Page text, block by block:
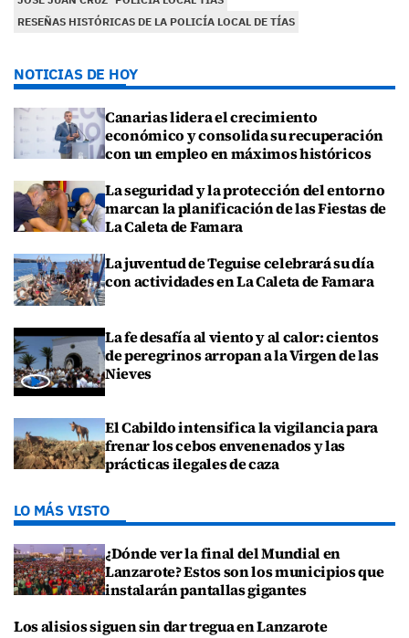
RESEÑAS HISTÓRICAS DE LA POLICÍA LOCAL DE TÍAS
NOTICIAS DE HOY
Canarias lidera el crecimiento
económico y consolida su recuperación
con un empleo en máximos históricos
La seguridad y la protección del entorno
marcan la planificación de las Fiestas de
La Caleta de Famara
La juventud de Teguise celebrará su día
con actividades en La Caleta de Famara
La fe desafía al viento y al calor: cientos
de peregrinos arropan a la Virgen de las
Nieves
El Cabildo intensifica la vigilancia para
frenar los cebos envenenados y las
prácticas ilegales de caza
LO MÁS VISTO
¿Dónde ver la final del Mundial en
Lanzarote? Estos son los municipios que
instalarán pantallas gigantes
Los alisios siguen sin dar tregua en Lanzarote